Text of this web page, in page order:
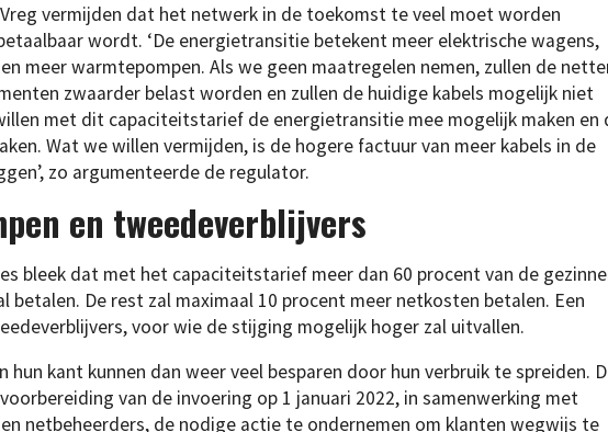
vermijden dat het netwerk in de toekomst te veel moet worden
wordt. ‘De energietransitie betekent meer elektrische wagens,
meer warmtepompen. Als we geen maatregelen nemen, zullen de
zwaarder belast worden en zullen de huidige kabels mogelijk niet
met dit capaciteitstarief de energietransitie mee mogelijk maken en
Wat we willen vermijden, is de hogere factuur van meer kabels in de
zo argumenteerde de regulator.
en tweedeverblijvers
bleek dat met het capaciteitstarief meer dan 60 procent van de
betalen. De rest zal maximaal 10 procent meer netkosten betalen. Een
voor wie de stijging mogelijk hoger zal uitvallen.
hun kant kunnen dan weer veel besparen door hun verbruik te spreiden.
van de invoering op 1 januari 2022, in samenwerking met
netbeheerders, de nodige actie te ondernemen om klanten wegwijs te